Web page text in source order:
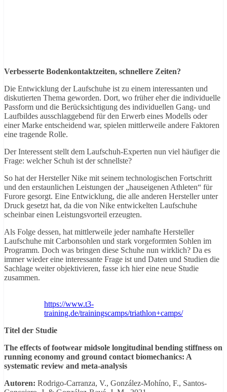
Verbesserte Bodenkontaktzeiten, schnellere Zeiten?
Die Entwicklung der Laufschuhe ist zu einem interessanten und
diskutierten Thema geworden. Dort, wo früher eher die individuelle
Passform und die Berücksichtigung des individuellen Gang- und
Laufbildes ausschlaggebend für den Erwerb eines Modells oder
einer Marke entscheidend war, spielen mittlerweile andere Faktoren
eine tragende Rolle.
Der Interessent stellt dem Laufschuh-Experten nun viel häufiger die
Frage: welcher Schuh ist der schnellste?
So hat der Hersteller Nike mit seinem technologischen Fortschritt
und den erstaunlichen Leistungen der „hauseigenen Athleten“ für
Furore gesorgt. Eine Entwicklung, die alle anderen Hersteller unter
Druck gesetzt hat, da die von Nike entwickelten Laufschuhe
scheinbar einen Leistungsvorteil erzeugten.
Als Folge dessen, hat mittlerweile jeder namhafte Hersteller
Laufschuhe mit Carbonsohlen und stark vorgeformten Sohlen im
Programm. Doch was bringen diese Schuhe nun wirklich? Da es
immer wieder eine interessante Frage ist und Daten und Studien die
Sachlage weiter objektivieren, fasse ich hier eine neue Studie
zusammen.
https://www.t3-
training.de/trainingscamps/triathlon+camps/
Titel der Studie
The effects of footwear midsole longitudinal bending stiffness on
running economy and ground contact biomechanics: A
systematic review and meta-analysis
Autoren: Rodrigo-Carranza, V., González-Mohíno, F., Santos-